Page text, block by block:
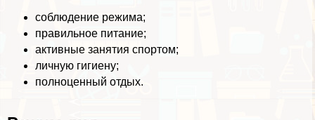
соблюдение режима;
правильное питание;
активные занятия спортом;
личную гигиену;
полноценный отдых.